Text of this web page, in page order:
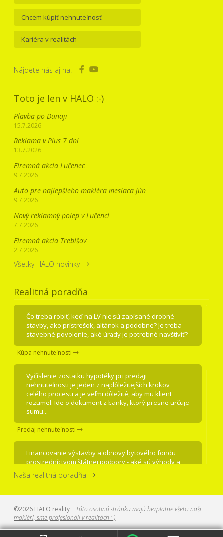
Chcem kúpiť nehnuteľnosť
Kariéra v realitách
Nájdete nás aj na:
Toto je len v HALO :-)
Plavba po Dunaji
15.7.2026
Reklama v Plus 7 dní
13.7.2026
Firemná akcia Lučenec
9.7.2026
Auto pre najlepšieho makléra mesiaca jún
9.7.2026
Nový reklamný polep v Lučenci
7.7.2026
Firemná akcia Trebišov
2.7.2026
Všetky HALO novinky
Realitná poradňa
Čo treba robiť, keď na LV nie sú zapísané drobné
stavby, ako prístrešok, altánok a podobne? Je treba
stavebné povolenie, aké úrady je potrebné navštíviť?
Kúpa nehnuteľnosti
Vyčíslenie zostatku hypotéky pri predaji
nehnuteľnosti je jeden z najdôležitejších krokov
celého procesu a je veľmi dôležité, aby mu klient
rozumel. Ide o dokument z banky, ktorý presne určuje
sumu...
Predaj nehnuteľnosti
Financovanie výstavby a obnovy bytového fondu
prostredníctvom štátnej podpory - aké sú výhody a
nevýhody, kto môže podať žiadosť a na aký účel
môžete žiadať peniaze?
Pozrite si tri kroky, ako zachrániť predaj, keď je cena
príliš vysoká, nehnuteľnosť "okukaná" a nikto
Naša realitná poradňa
©2026 HALO reality Túto osobnú stránku majú bezplatne všetci naši
makléri, sme profesionáli v realitách :-)